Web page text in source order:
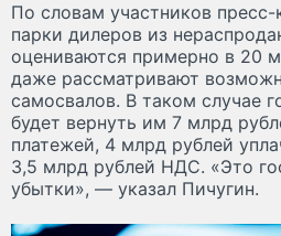
По словам участников
парки дилеров из
оцениваются примерно в 20
даже рассматривают
самосвалов. В таком случае
будет вернуть им 7 млрд
платежей, 4 млрд рублей
3,5 млрд рублей НДС. «Это
убытки», — указал Пичугин.